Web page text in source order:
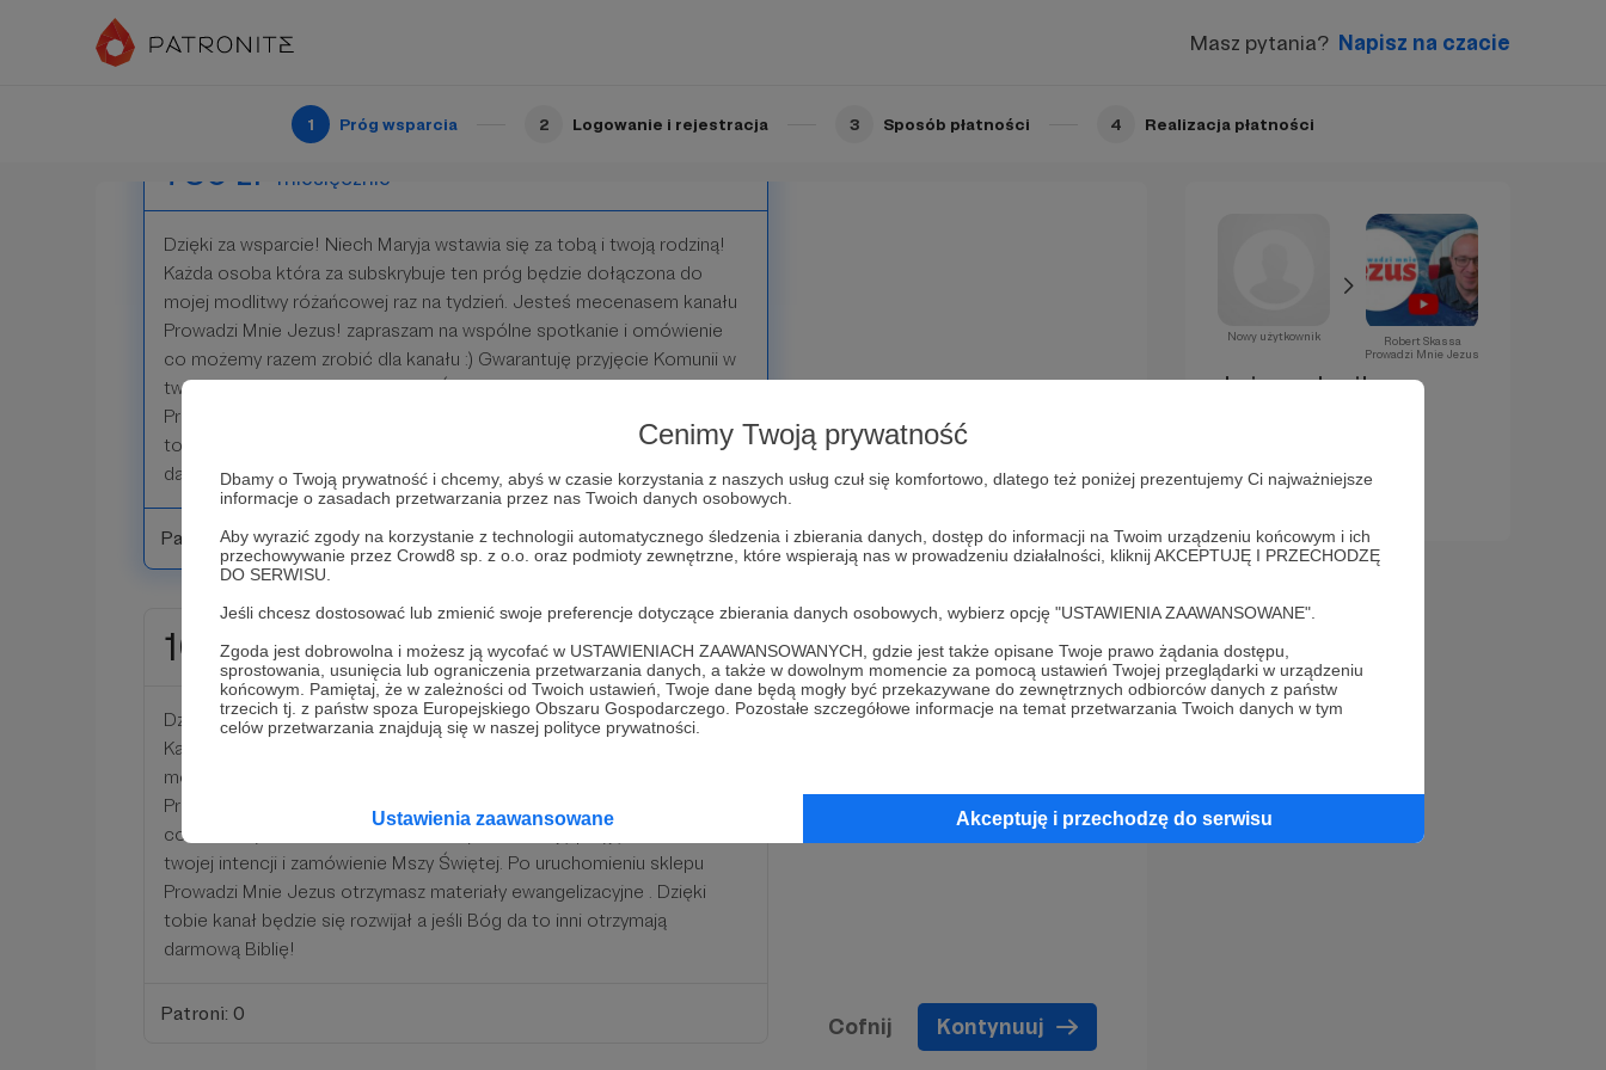
Cenimy Twoją prywatność
Dbamy o Twoją prywatność i chcemy, abyś w czasie korzystania z naszych usług czuł się komfortowo, dlatego też poniżej prezentujemy Ci najważniejsze
informacje o zasadach przetwarzania przez nas Twoich danych osobowych.
Aby wyrazić zgody na korzystanie z technologii automatycznego śledzenia i zbierania danych, dostęp do informacji na Twoim urządzeniu końcowym i ich
przechowywanie przez Crowd8 sp. z o.o. oraz podmioty zewnętrzne, które wspierają nas w prowadzeniu działalności, kliknij AKCEPTUJĘ I PRZECHODZĘ
DO SERWISU.
Jeśli chcesz dostosować lub zmienić swoje preferencje dotyczące zbierania danych osobowych, wybierz opcję "USTAWIENIA ZAAWANSOWANE".
Zgoda jest dobrowolna i możesz ją wycofać w USTAWIENIACH ZAAWANSOWANYCH, gdzie jest także opisane Twoje prawo żądania dostępu,
sprostowania, usunięcia lub ograniczenia przetwarzania danych, a także w dowolnym momencie za pomocą ustawień Twojej przeglądarki w urządzeniu
końcowym. Pamiętaj, że w zależności od Twoich ustawień, Twoje dane będą mogły być przekazywane do zewnętrznych odbiorców danych z państw
trzecich tj. z państw spoza Europejskiego Obszaru Gospodarczego. Pozostałe szczegółowe informacje na temat przetwarzania Twoich danych w tym
celów przetwarzania znajdują się w naszej polityce prywatności.
Ustawienia zaawansowane Akceptuję i przechodzę do serwisu
Masz pytania? Napisz na czacie
1 Próg wsparcia 2 Logowanie i rejestracja 3 Sposób płatności 4 Realizacja płatności
750 zł miesięcznie
Dzięki za wsparcie! Niech Maryja wstawia się za tobą i twoją rodziną!
Każda osoba która za subskrybuje ten próg będzie dołączona do
mojej modlitwy różańcowej raz na tydzień. Jesteś mecenasem kanału
Prowadzi Mnie Jezus! zapraszam na wspólne spotkanie i omówienie
co możemy razem zrobić dla kanału :) Gwarantuję przyjęcie Komunii w
twojej intencji i zamówienie Mszy Świętej. Po uruchomieniu sklepu
Prowadzi Mnie Jezus otrzymasz materiały ewangelizacyjne . Dzięki
tobie kanał będzie się rozwijał a jeśli Bóg da to inni otrzymają
darmową Biblię!
Patroni: 0
1000 zł miesięcznie
Dzięki za wsparcie! Niech Maryja wstawia się za tobą i twoją rodziną!
Każda osoba która za subskrybuje ten próg będzie dołączona do
mojej modlitwy różańcowej raz na tydzień. Jesteś mecenasem kanału
Prowadzi Mnie Jezus! zapraszam na wspólne spotkanie i omówienie
co możemy razem zrobić dla kanału :) Gwarantuję przyjęcie Komunii w
twojej intencji i zamówienie Mszy Świętej. Po uruchomieniu sklepu
Prowadzi Mnie Jezus otrzymasz materiały ewangelizacyjne . Dzięki
tobie kanał będzie się rozwijał a jeśli Bóg da to inni otrzymają
darmową Biblię!
Patroni: 0
Cofnij Kontynuuj
Nowy użytkownik
Robert Skassa
Prowadzi Mnie Jezus
Już za chwilę